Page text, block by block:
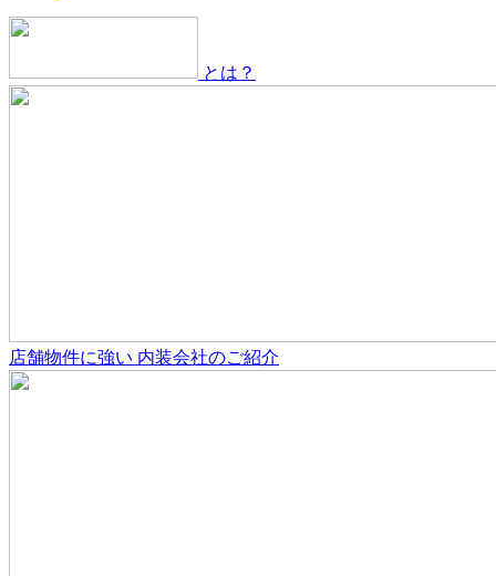
とは？
店舗物件に強い 内装会社のご紹介